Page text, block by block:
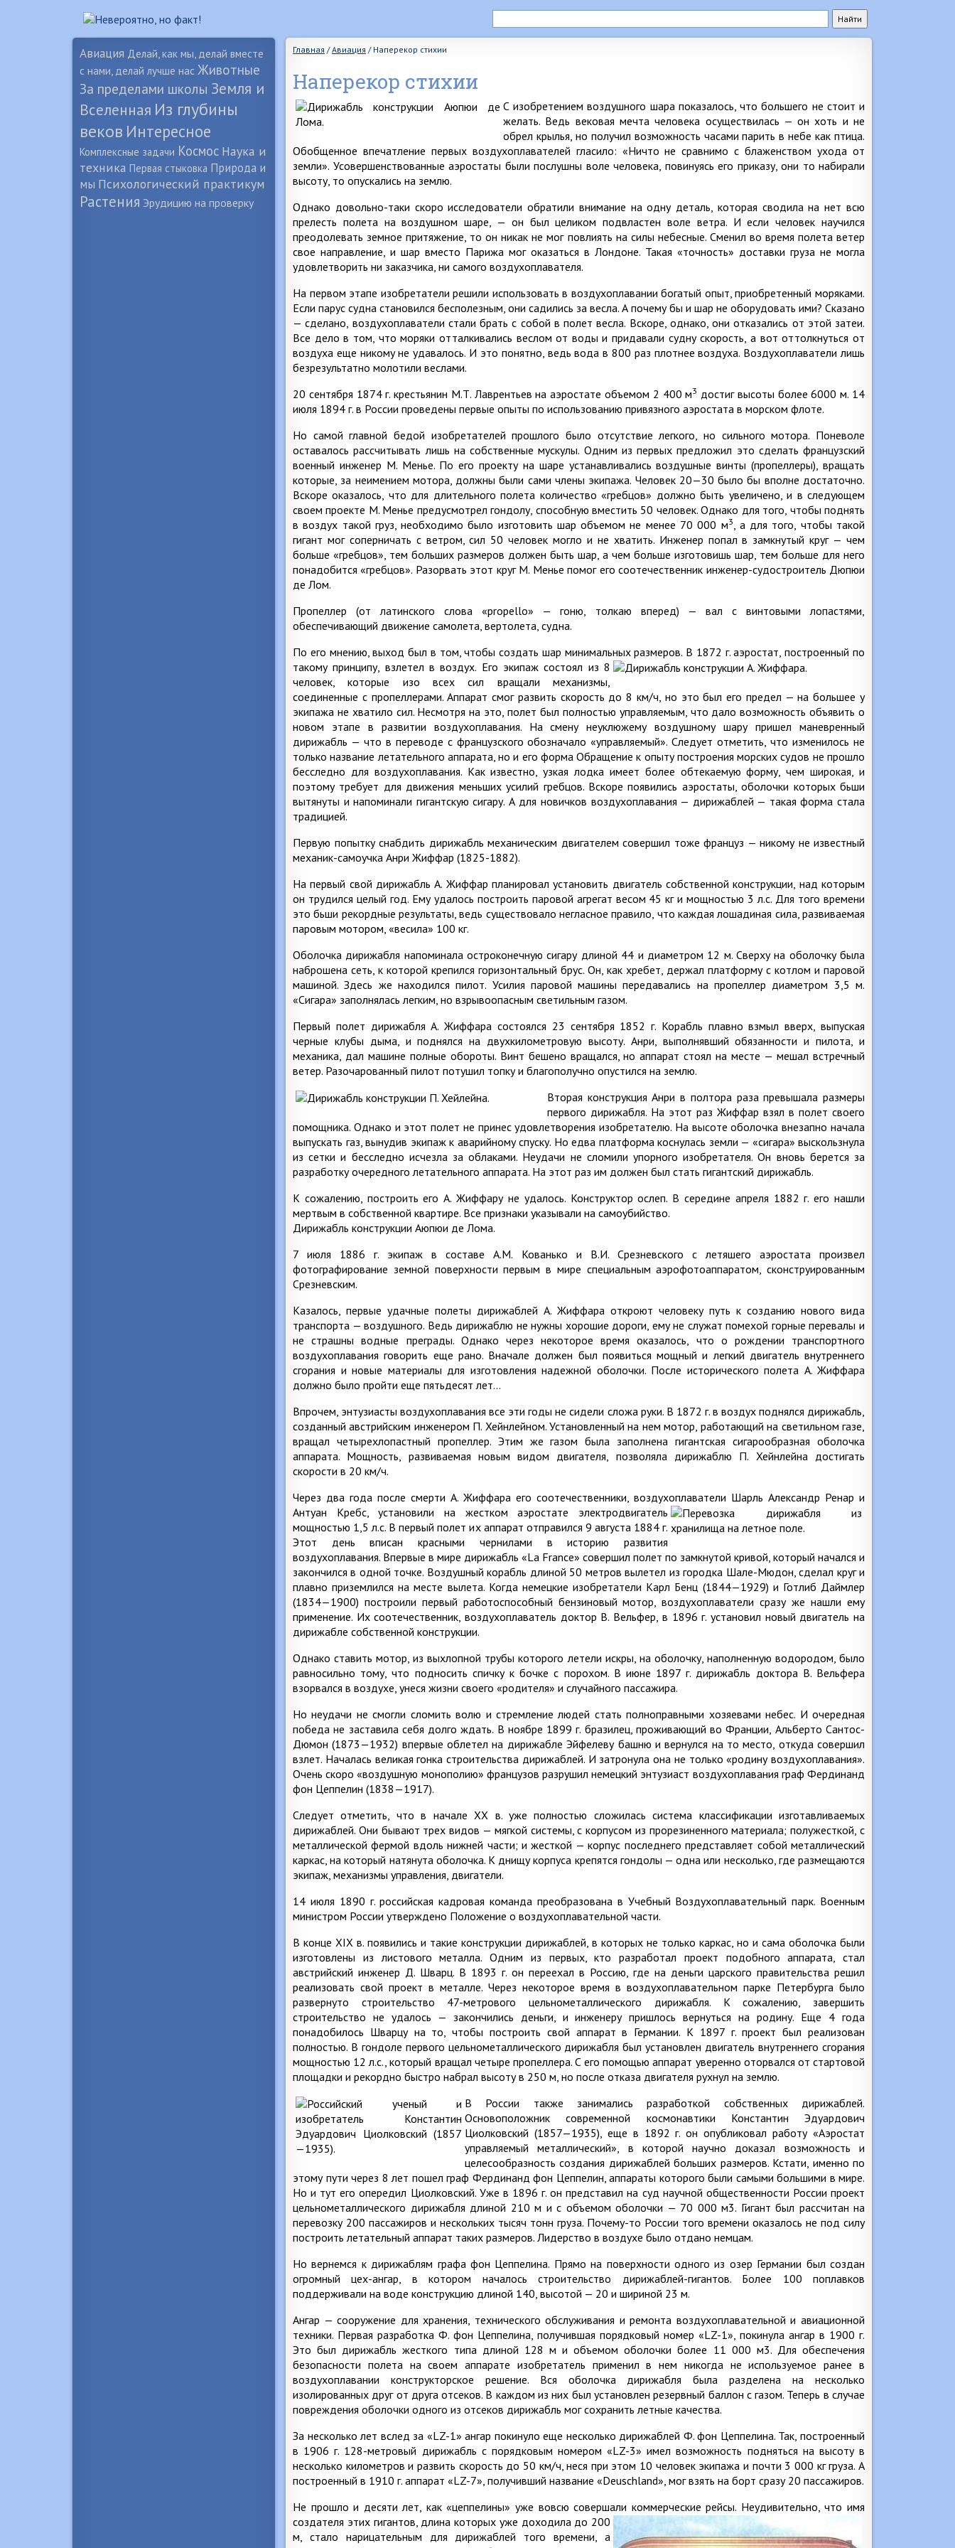
Авиация Делай, как мы, делай вместе
с нами, делай лучше нас Животные
За пределами школы Земля и
Вселенная Из глубины
веков Интересное
Комплексные задачи Космос Наука и
техника Первая стыковка Природа и
мы Психологический практикум
Растения Эрудицию на проверку
Главная /Авиация / Наперекор стихии
Наперекор стихии
С изобретением воздушного шара показалось, что большего не стоит и
желать. Ведь вековая мечта человека осуществилась — он хоть и не
обрел крылья, но получил возможность часами парить в небе как птица.
Обобщенное впечатление первых воздухоплавателей гласило: «Ничто не сравнимо с блаженством ухода от
земли». Усовершенствованные аэростаты были послушны воле человека, повинуясь его приказу, они то набирали
высоту, то опускались на землю.
Однако довольно-таки скоро исследователи обратили внимание на одну деталь, которая сводила на нет всю
прелесть полета на воздушном шаре, — он был целиком подвластен воле ветра. И если человек научился
преодолевать земное притяжение, то он никак не мог повлиять на силы небесные. Сменил во время полета ветер
свое направление, и шар вместо Парижа мог оказаться в Лондоне. Такая «точность» доставки груза не могла
удовлетворить ни заказчика, ни самого воздухоплавателя.
На первом этапе изобретатели решили использовать в воздухоплавании богатый опыт, приобретенный моряками.
Если парус судна становился бесполезным, они садились за весла. А почему бы и шар не оборудовать ими? Сказано
— сделано, воздухоплаватели стали брать с собой в полет весла. Вскоре, однако, они отказались от этой затеи.
Все дело в том, что моряки отталкивались веслом от воды и придавали судну скорость, а вот оттолкнуться от
воздуха еще никому не удавалось. И это понятно, ведь вода в 800 раз плотнее воздуха. Воздухоплаватели лишь
безрезультатно молотили веслами.
20 сентября 1874 г. крестьянин М.Т. Лаврентьев на аэростате объемом 2 400 м3 достиг высоты более 6000 м. 14
июля 1894 г. в России проведены первые опыты по использованию привязного аэростата в морском флоте.
Но самой главной бедой изобретателей прошлого было отсутствие легкого, но сильного мотора. Поневоле
оставалось рассчитывать лишь на собственные мускулы. Одним из первых предложил это сделать французский
военный инженер М. Менье. По его проекту на шаре устанавливались воздушные винты (пропеллеры), вращать
которые, за неимением мотора, должны были сами члены экипажа. Человек 20—30 было бы вполне достаточно.
Вскоре оказалось, что для длительного полета количество «гребцов» должно быть увеличено, и в следующем
своем проекте М. Менье предусмотрел гондолу, способную вместить 50 человек. Однако для того, чтобы поднять
в воздух такой груз, необходимо было изготовить шар объемом не менее 70 000 м3
, а для того, чтобы такой
гигант мог соперничать с ветром, сил 50 человек могло и не хватить. Инженер попал в замкнутый круг — чем
больше «гребцов», тем больших размеров должен быть шар, а чем больше изготовишь шар, тем больше для него
понадобится «гребцов». Разорвать этот круг М. Менье помог его соотечественник инженер-судостроитель Дюпюи
де Лом.
Пропеллер (от латинского слова «propello» — гоню, толкаю вперед) — вал с винтовыми лопастями,
обеспечивающий движение самолета, вертолета, судна.
По его мнению, выход был в том, чтобы создать шар минимальных размеров. В 1872 г. аэростат, построенный по
такомупринципу, взлетел в воздух. Его экипаж состоял из 8
человек, которые изо всех сил вращали механизмы,
соединенные с пропеллерами. Аппарат смог развить скорость до 8 км/ч, но это был его предел — на большее у
экипажа не хватило сил. Несмотря на это, полет был полностью управляемым, что дало возможность объявить о
новом этапе в развитии воздухоплавания. На смену неуклюжему воздушному шару пришел маневренный
дирижабль — что в переводе с французского обозначало «управляемый». Следует отметить, что изменилось не
только название летательного аппарата, но и его форма Обращение к опыту построения морских судов не прошло
бесследно для воздухоплавания. Как известно, узкая лодка имеет более обтекаемую форму, чем широкая, и
поэтому требует для движения меньших усилий гребцов. Вскоре появились аэростаты, оболочки которых бьши
вытянуты и напоминали гигантскую сигару. А для новичков воздухоплавания — дирижаблей — такая форма стала
традицией.
Первую попытку снабдить дирижабль механическим двигателем совершил тоже француз — никому не известный
механик-самоучка Анри Жиффар (1825-1882).
На первый свой дирижабль А. Жиффар планировал установить двигатель собственной конструкции, над которым
он трудился целый год. Ему удалось построить паровой агрегат весом 45 кг и мощностью 3 л.с. Для того времени
это бьши рекордные результаты, ведь существовало негласное правило, что каждая лошадиная сила, развиваемая
паровым мотором, «весила» 100 кг.
Оболочка дирижабля напоминала остроконечную сигару длиной 44 и диаметром 12 м. Сверху на оболочку была
наброшена сеть, к которой крепился горизонтальный брус. Он, как хребет, держал платформу с котлом и паровой
машиной. Здесь же находился пилот. Усилия паровой машины передавались на пропеллер диаметром 3,5 м.
«Сигара» заполнялась легким, но взрывоопасным светильным газом.
Первый полет дирижабля А. Жиффара состоялся 23 сентября 1852 г. Корабль плавно взмыл вверх, выпуская
черные клубы дыма, и поднялся на двухкилометровую высоту. Анри, выполнявший обязанности и пилота, и
механика, дал машине полные обороты. Винт бешено вращался, но аппарат стоял на месте — мешал встречный
ветер. Разочарованный пилот потушил топку и благополучно опустился на землю.
Вторая конструкция Анри в полтора раза превышала размеры
первого дирижабля. На этот раз Жиффар взял в полет своего
помощника. Однако и этот полет не принес удовлетворения изобретателю. На высоте оболочка внезапно начала
выпускать газ, вынудив экипаж к аварийному спуску. Но едва платформа коснулась земли — «сигара» выскользнула
из сетки и бесследно исчезла за облаками. Неудачи не сломили упорного изобретателя. Он вновь берется за
разработку очередного летательного аппарата. На этот раз им должен был стать гигантский дирижабль.
К сожалению, построить его А. Жиффару не удалось. Конструктор ослеп. В середине апреля 1882 г. его нашли
мертвым в собственной квартире. Все признаки указывали на самоубийство.
Дирижабль конструкции Аюпюи де Лома.
7 июля 1886 г. экипаж в составе A.M. Кованько и В.И. Срезневского с летяшего аэростата произвел
фотографирование земной поверхности первым в мире специальным аэрофотоаппаратом, сконструированным
Срезневским.
Казалось, первые удачные полеты дирижаблей А. Жиффара откроют человеку путь к созданию нового вида
транспорта — воздушного. Ведь дирижаблю не нужны хорошие дороги, ему не служат помехой горные перевалы и
не страшны водные преграды. Однако через некоторое время оказалось, что о рождении транспортного
воздухоплавания говорить еще рано. Вначале должен был появиться мощный и легкий двигатель внутреннего
сгорания и новые материалы для изготовления надежной оболочки. После исторического полета А. Жиффара
должно было пройти еще пятьдесят лет…
Впрочем, энтузиасты воздухоплавания все эти годы не сидели сложа руки. В 1872 г. в воздух поднялся дирижабль,
созданный австрийским инженером П. Хейнлейном. Установленный на нем мотор, работающий на светильном газе,
вращал четырехлопастный пропеллер. Этим же газом была заполнена гигантская сигарообразная оболочка
аппарата. Мощность, развиваемая новым видом двигателя, позволяла дирижаблю П. Хейнлейна достигать
скорости в 20 км/ч.
Через два года после смерти А. Жиффара его соотечественники, воздухоплаватели Шарль Александр Ренар и
Антуан Кребс,установили на жестком аэростате электродвигатель
мощностью 1,5 л.с. В первый полет их аппарат отправился 9 августа 1884 г.
Этот день вписан красными чернилами в историю развития
воздухоплавания. Впервые в мире дирижабль «La France» совершил полет по замкнутой кривой, который начался и
закончился в одной точке. Воздушный корабль длиной 50 метров вылетел из городка Шале-Мюдон, сделал круг и
плавно приземлился на месте вылета. Когда немецкие изобретатели Карл Бенц (1844—1929) и Готлиб Даймлер
(1834—1900) построили первый работоспособный бензиновый мотор, воздухоплаватели сразу же нашли ему
применение. Их соотечественник, воздухоплаватель доктор В. Вельфер, в 1896 г. установил новый двигатель на
дирижабле собственной конструкции.
Однако ставить мотор, из выхлопной трубы которого летели искры, на оболочку, наполненную водородом, было
равносильно тому, что подносить спичку к бочке с порохом. В июне 1897 г. дирижабль доктора В. Вельфера
взорвался в воздухе, унеся жизни своего «родителя» и случайного пассажира.
Но неудачи не смогли сломить волю и стремление людей стать полноправными хозяевами небес. И очередная
победа не заставила себя долго ждать. В ноябре 1899 г. бразилец, проживающий во Франции, Альберто Сантос-
Дюмон (1873—1932) впервые облетел на дирижабле Эйфелеву башню и вернулся на то место, откуда совершил
взлет. Началась великая гонка строительства дирижаблей. И затронула она не только «родину воздухоплавания».
Очень скоро «воздушную монополию» французов разрушил немецкий энтузиаст воздухоплавания граф Фердинанд
фон Цеппелин (1838—1917).
Следует отметить, что в начале XX в. уже полностью сложилась система классификации изготавливаемых
дирижаблей. Они бывают трех видов — мягкой системы, с корпусом из прорезиненного материала; полужесткой, с
металлической фермой вдоль нижней части; и жесткой — корпус последнего представляет собой металлический
каркас, на который натянута оболочка. К днищу корпуса крепятся гондолы — одна или несколько, где размещаются
экипаж, механизмы управления, двигатели.
14 июля 1890 г. российская кадровая команда преобразована в Учебный Воздухоплавательный парк. Военным
министром России утверждено Положение о воздухоплавательной части.
В конце XIX в. появились и такие конструкции дирижаблей, в которых не только каркас, но и сама оболочка были
изготовлены из листового металла. Одним из первых, кто разработал проект подобного аппарата, стал
австрийский инженер Д. Шварц. В 1893 г. он переехал в Россию, где на деньги царского правительства решил
реализовать свой проект в металле. Через некоторое время в воздухоплавательном парке Петербурга было
развернуто строительство 47-метрового цельнометаллического дирижабля. К сожалению, завершить
строительство не удалось — закончились деньги, и инженеру пришлось вернуться на родину. Еще 4 года
понадобилось Шварцу на то, чтобы построить свой аппарат в Германии. К 1897 г. проект был реализован
полностью. В гондоле первого цельнометаллического дирижабля был установлен двигатель внутреннего сгорания
мощностью 12 л.с., который вращал четыре пропеллера. С его помощью аппарат уверенно оторвался от стартовой
площадки и рекордно быстро набрал высоту в 250 м, но после отказа двигателя рухнул на землю.
В России также занимались разработкой собственных дирижаблей.
Основоположник современной космонавтики Константин Эдуардович
Циолковский (1857—1935), еще в 1892 г. он опубликовал работу «Аэростат
управляемый металлический», в которой научно доказал возможность и
целесообразность создания дирижаблей больших размеров. Кстати, именно по
этому пути через 8 лет пошел граф Фердинанд фон Цеппелин, аппараты которого были самыми большими в мире.
Но и тут его опередил Циолковский. Уже в 1896 г. он представил на суд научной общественности России проект
цельнометаллического дирижабля длиной 210 м и с объемом оболочки — 70 000 м3. Гигант был рассчитан на
перевозку 200 пассажиров и нескольких тысяч тонн груза. Почему-то России того времени оказалось не под силу
построить летательный аппарат таких размеров. Лидерство в воздухе было отдано немцам.
Но вернемся к дирижаблям графа фон Цеппелина. Прямо на поверхности одного из озер Германии был создан
огромный цех-ангар, в котором началось строительство дирижаблей-гигантов. Более 100 поплавков
поддерживали на воде конструкцию длиной 140, высотой — 20 и шириной 23 м.
Ангар — сооружение для хранения, технического обслуживания и ремонта воздухоплавательной и авиационной
техники. Первая разработка Ф. фон Цеппелина, получившая порядковый номер «LZ-1», покинула ангар в 1900 г.
Это был дирижабль жесткого типа длиной 128 м и объемом оболочки более 11 000 м3. Для обеспечения
безопасности полета на своем аппарате изобретатель применил в нем никогда не используемое ранее в
воздухоплавании конструкторское решение. Вся оболочка дирижабля была разделена на несколько
изолированных друг от друга отсеков. В каждом из них был установлен резервный баллон с газом. Теперь в случае
повреждения оболочки одного из отсеков дирижабль мог сохранить летные качества.
За несколько лет вслед за «LZ-1» ангар покинуло еще несколько дирижаблей Ф. фон Цеппелина. Так, построенный
в 1906 г. 128-метровый дирижабль с порядковым номером «LZ-3» имел возможность подняться на высоту в
несколько километров и развить скорость до 50 км/ч, неся при этом 10 человек экипажа и почти 3 000 кг груза. А
построенный в 1910 г. аппарат «LZ-7», получивший название «Deuschland», мог взять на борт сразу 20 пассажиров.
Не прошло и десяти лет, как «цеппелины» уже вовсю совершали коммерческие рейсы. Неудивительно, что имя
создателя этих гигантов, длина которых уже доходила до 200
м, стало нарицательным для дирижаблей того времени, а